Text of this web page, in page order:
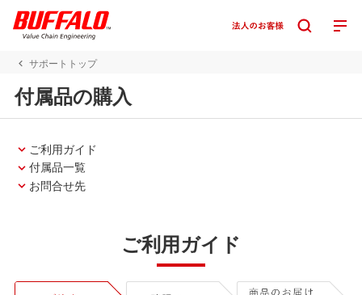
サポートトップ
付属品の購入
ご利用ガイド
付属品一覧
お問合せ先
ご利用ガイド